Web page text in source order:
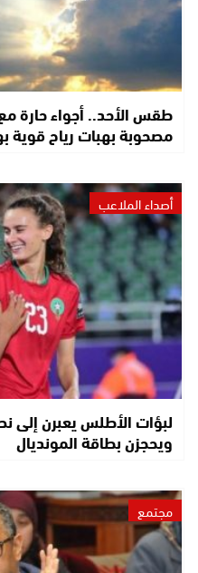
طقس الأحد.. أجواء
مصحوبة بهبات رياح قوية
أصداء الملاعب
ويحجزن بطاقة المونديال
مجتمع